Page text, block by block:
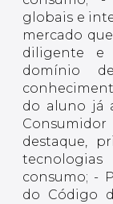
globais e
mercado
diligente e
domínio
do aluno já
destaque,
consumo; -
do Código